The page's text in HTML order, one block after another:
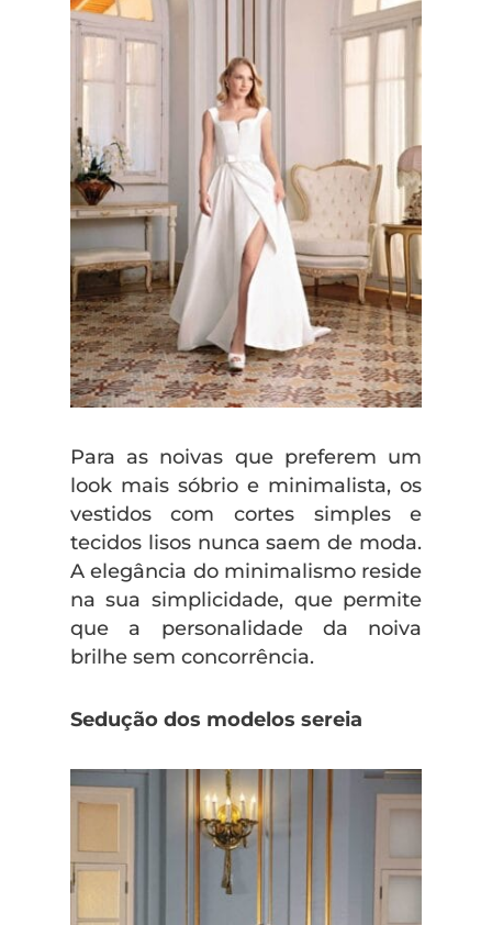
Para as noivas que preferem um
look mais sóbrio e minimalista, os
vestidos com cortes simples e
tecidos lisos nunca saem de moda.
A elegância do minimalismo reside
na sua simplicidade, que permite
que a personalidade da noiva
brilhe sem concorrência.
Sedução dos modelos sereia